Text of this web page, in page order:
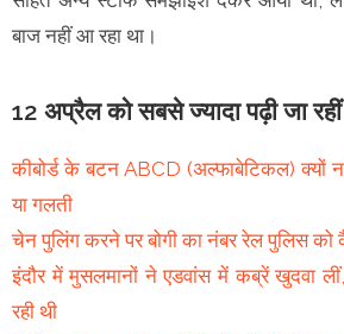
बाज नहीं आ रहा था।
12 अप्रैल को सबसे ज्यादा पढ़ी जा
कीबोर्ड के बटन ABCD (अल्फाबेटिकल) क्यों
या गलती
चेन पुलिंग करने पर बोगी का नंबर रेल पुलिस
इंदौर में मुसलमानों ने एडवांस में कब्रें खुदवा
रही थी